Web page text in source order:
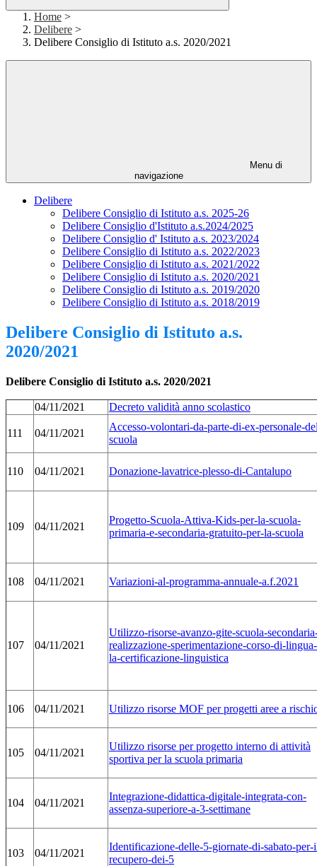
Home >
Delibere >
Delibere Consiglio di Istituto a.s. 2020/2021
Menu di
navigazione
Delibere
Delibere Consiglio di Istituto a.s. 2025-26
Delibere Consiglio d'Istituto a.s.2024/2025
Delibere Consiglio d' Istituto a.s. 2023/2024
Delibere Consiglio di Istituto a.s. 2022/2023
Delibere Consiglio di Istituto a.s. 2021/2022
Delibere Consiglio di Istituto a.s. 2020/2021
Delibere Consiglio di Istituto a.s. 2019/2020
Delibere Consiglio di Istituto a.s. 2018/2019
Delibere Consiglio di Istituto a.s.
2020/2021
Delibere Consiglio di Istituto a.s. 2020/2021
04/11/2021 Decreto validità anno scolastico
111 04/11/2021
Accesso-volontari-da-parte-di-ex-personale-
scuola
110 04/11/2021 Donazione-lavatrice-plesso-di-Cantalupo
109 04/11/2021
Progetto-Scuola-Attiva-Kids-per-la-scuola-
primaria-e-secondaria-gratuito-per-la-scuola
108 04/11/2021 Variazioni-al-programma-annuale-a.f.2021
107 04/11/2021
Utilizzo-risorse-avanzo-gite-scuola-
realizzazione-sperimentazione-corso-di-
la-certificazione-linguistica
106 04/11/2021 Utilizzo risorse MOF per progetti aree a
105 04/11/2021
Utilizzo risorse per progetto interno di attività
sportiva per la scuola primaria
104 04/11/2021
Integrazione-didattica-digitale-integrata-con-
assenza-superiore-a-3-settimane
103 04/11/2021
Identificazione-delle-5-giornate-di-sabato-per-
recupero-dei-5